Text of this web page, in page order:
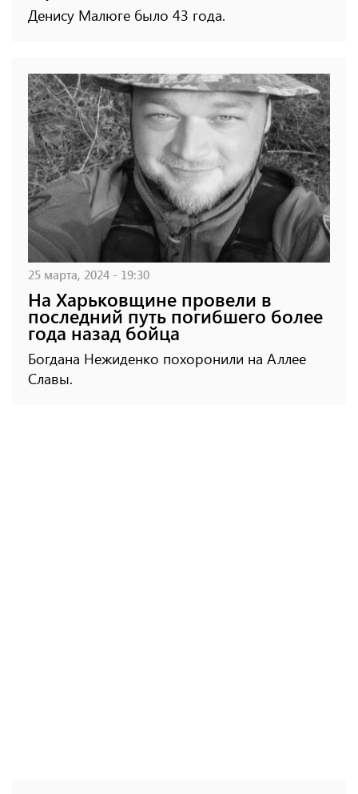
Денису Малюге было 43 года.
25 марта, 2024 - 19:30
На Харьковщине провели в
последний путь погибшего более
года назад бойца
Богдана Нежиденко похоронили на Аллее
Славы.